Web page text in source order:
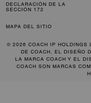
DECLARACIÓN DE LA
SECCIÓN 172
MAPA DEL SITIO
© 2026 COACH IP HOLDINGS
DE COACH, EL DISEÑO
LA MARCA COACH Y EL
COACH SON MARCAS